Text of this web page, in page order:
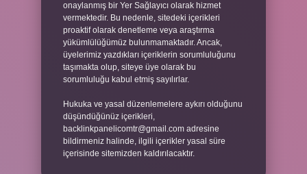
onaylanmış bir Yer Sağlayıcı olarak hizmet
vermektedir. Bu nedenle, sitedeki içerikleri
proaktif olarak denetleme veya araştırma
yükümlülüğümüz bulunmamaktadır. Ancak,
üyelerimiz yazdıkları içeriklerin sorumluluğunu
taşımakta olup, siteye üye olarak bu
sorumluluğu kabul etmiş sayılırlar.
Hukuka ve yasal düzenlemelere aykırı olduğunu
düşündüğünüz içerikleri,
backlinkpanelicomtr@gmail.com adresine
bildirmeniz halinde, ilgili içerikler yasal süre
içerisinde sitemizden kaldırılacaktır.